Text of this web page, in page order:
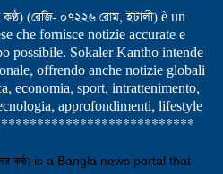
(রেজি- ০৭২২৬ রোম, ইটালী) è un
che fornisce notizie accurate e
possibile. Sokaler Kantho intende
offrendo anche notizie globali
economia, sport, intrattenimento,
approfondimenti, lifestyle
কণ্ঠ) is a Bangla news portal that